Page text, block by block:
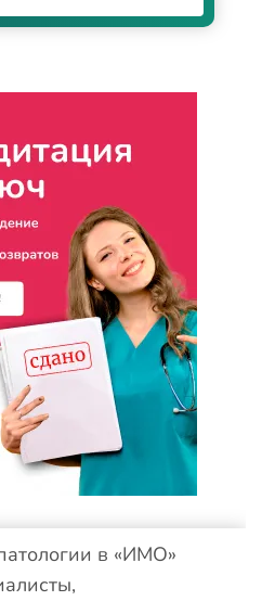
в «ИМО»